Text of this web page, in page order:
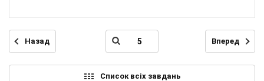
Назад Вперед
Список всіх завдань